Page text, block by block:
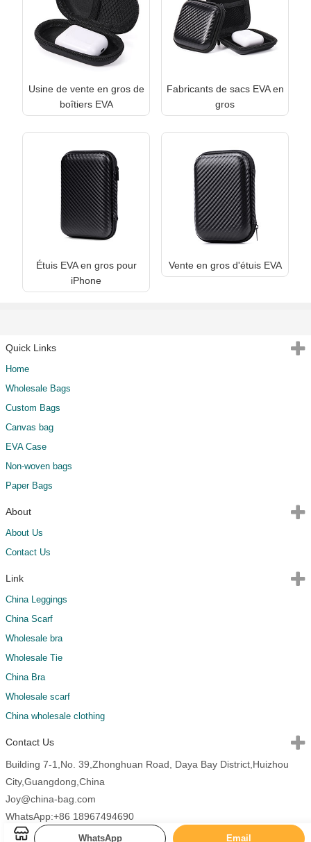
Usine de vente en gros de
boîtiers EVA
Fabricants de sacs EVA en
gros
Étuis EVA en gros pour
iPhone
Vente en gros d'étuis EVA
Quick Links
Home
Wholesale Bags
Custom Bags
Canvas bag
EVA Case
Non-woven bags
Paper Bags
About
About Us
Contact Us
Link
China Leggings
China Scarf
Wholesale bra
Wholesale Tie
China Bra
Wholesale scarf
China wholesale clothing
Contact Us
Building 7-1,No. 39,Zhonghuan Road, Daya Bay District,Huizhou
City,Guangdong,China
Joy@china-bag.com
WhatsApp:+86 18967494690
WhatsApp Email